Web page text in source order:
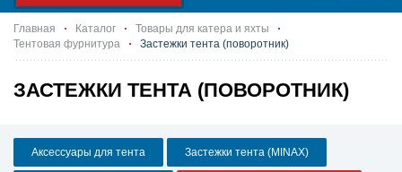
Главная Каталог
Товары для катера и яхты
Тентовая фурнитура
Застежки тента (поворотник)
ЗАСТЕЖКИ ТЕНТА (ПОВОРОТНИК)
Аксессуары для тента Застежки тента (MINAX)